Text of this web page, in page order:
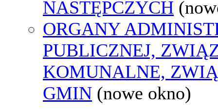
NASTĘPCZYCH
ORGANY
PUBLICZNEJ,
KOMUNALNE,
GMIN (nowe okno)